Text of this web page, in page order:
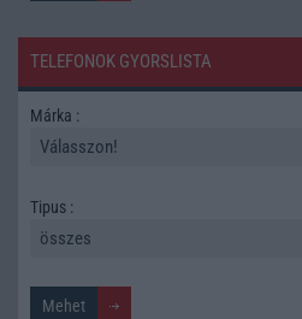
TELEFONOK GYORSLISTA
Márka :
Tipus :